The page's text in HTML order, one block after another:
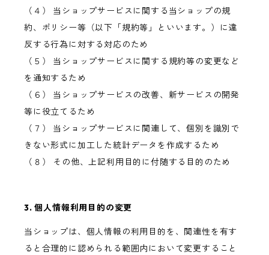
（４） 当ショップサービスに関する当ショップの規
約、ポリシー等（以下「規約等」といいます。）に違
反する行為に対する対応のため
（５） 当ショップサービスに関する規約等の変更など
を通知するため
（６） 当ショップサービスの改善、新サービスの開発
等に役立てるため
（７） 当ショップサービスに関連して、個別を識別で
きない形式に加工した統計データを作成するため
（８） その他、上記利用目的に付随する目的のため
3. 個人情報利用目的の変更
当ショップは、個人情報の利用目的を、関連性を有す
ると合理的に認められる範囲内において変更すること